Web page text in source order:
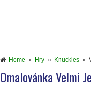
Home » Hry » Knuckles »
Omalovánka Velmi